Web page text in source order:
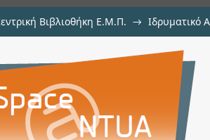
Βιβλιοθήκη Ε.Μ.Π. → Ιδρυματικό
τις
της